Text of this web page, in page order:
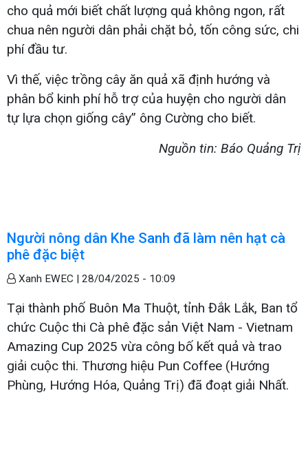
cho quả mới biết chất lượng quả không ngon, rất
chua nên người dân phải chặt bỏ, tốn công sức, chi
phí đầu tư.
Vì thế, việc trồng cây ăn quả xã định hướng và
phân bổ kinh phí hỗ trợ của huyện cho người dân
tự lựa chọn giống cây” ông Cường cho biết.
Nguồn tin: Báo Quảng Trị
Người nông dân Khe Sanh đã làm nên hạt cà
phê đặc biệt
Xanh EWEC | 28/04/2025 - 10:09
Tại thành phố Buôn Ma Thuột, tỉnh Đắk Lắk, Ban tổ
chức Cuộc thi Cà phê đặc sản Việt Nam - Vietnam
Amazing Cup 2025 vừa công bố kết quả và trao
giải cuộc thi. Thương hiệu Pun Coffee (Hướng
Phùng, Hướng Hóa, Quảng Trị) đã đoạt giải Nhất.